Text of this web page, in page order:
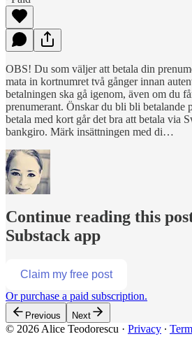
OBS! Du som väljer att betala din
mata in kortnumret två gånger innan
betalningen ska gå igenom, även om du
prenumerant. Önskar du bli bli betalande
betala med kort går det bra att betala via
bankgiro. Märk insättningen med di…
Continue reading this
Substack app
Claim my free post
Or purchase a paid subscription.
Previous Next
© 2026 Alice Teodorescu · Privacy ∙